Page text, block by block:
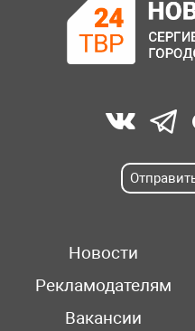
Новости
Рекламодателям
Вакансии